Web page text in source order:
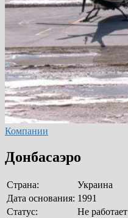
Компании
Донбасаэро
Страна:
Украина
Дата основания: 1991
Статус:
Не работает